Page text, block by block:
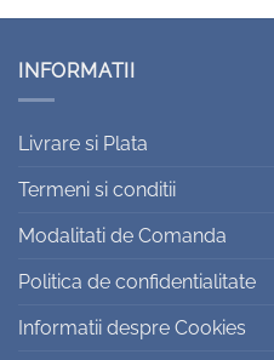
INFORMATII
Livrare si Plata
Termeni si conditii
Modalitati de Comanda
Politica de confidentialitate
Informatii despre Cookies